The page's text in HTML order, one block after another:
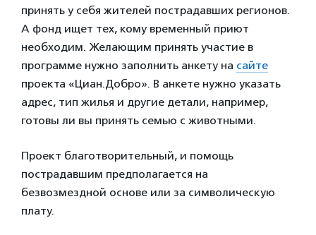
принять у себя жителей пострадавших регионов.
А фонд ищет тех, кому временный приют
необходим. Желающим принять участие в
программе нужно заполнить анкету на сайте
проекта «Циан.Добро». В анкете нужно указать
адрес, тип жилья и другие детали, например,
готовы ли вы принять семью с животными.
Проект благотворительный, и помощь
пострадавшим предполагается на
безвозмездной основе или за символическую
плату.